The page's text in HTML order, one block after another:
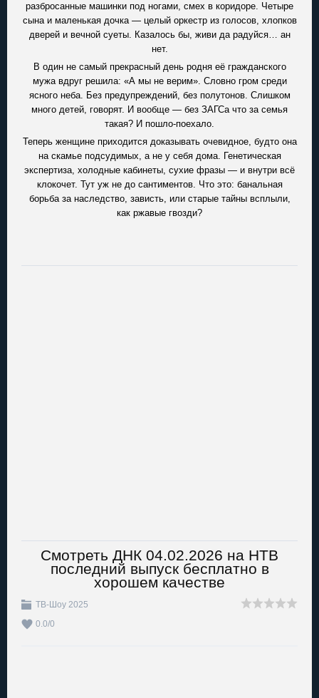
разбросанные машинки под ногами, смех в коридоре. Четыре
сына и маленькая дочка — целый оркестр из голосов, хлопков
дверей и вечной суеты. Казалось бы, живи да радуйся… ан
нет.
В один не самый прекрасный день родня её гражданского
мужа вдруг решила: «А мы не верим». Словно гром среди
ясного неба. Без предупреждений, без полутонов. Слишком
много детей, говорят. И вообще — без ЗАГСа что за семья
такая? И пошло-поехало.
Теперь женщине приходится доказывать очевидное, будто она
на скамье подсудимых, а не у себя дома. Генетическая
экспертиза, холодные кабинеты, сухие фразы — и внутри всё
клокочет. Тут уж не до сантиментов. Что это: банальная
борьба за наследство, зависть, или старые тайны всплыли,
как ржавые гвозди?
Смотреть ДНК 04.02.2026 на НТВ
последний выпуск бесплатно в
хорошем качестве
ТВ-Шоу 2025
0.0/0